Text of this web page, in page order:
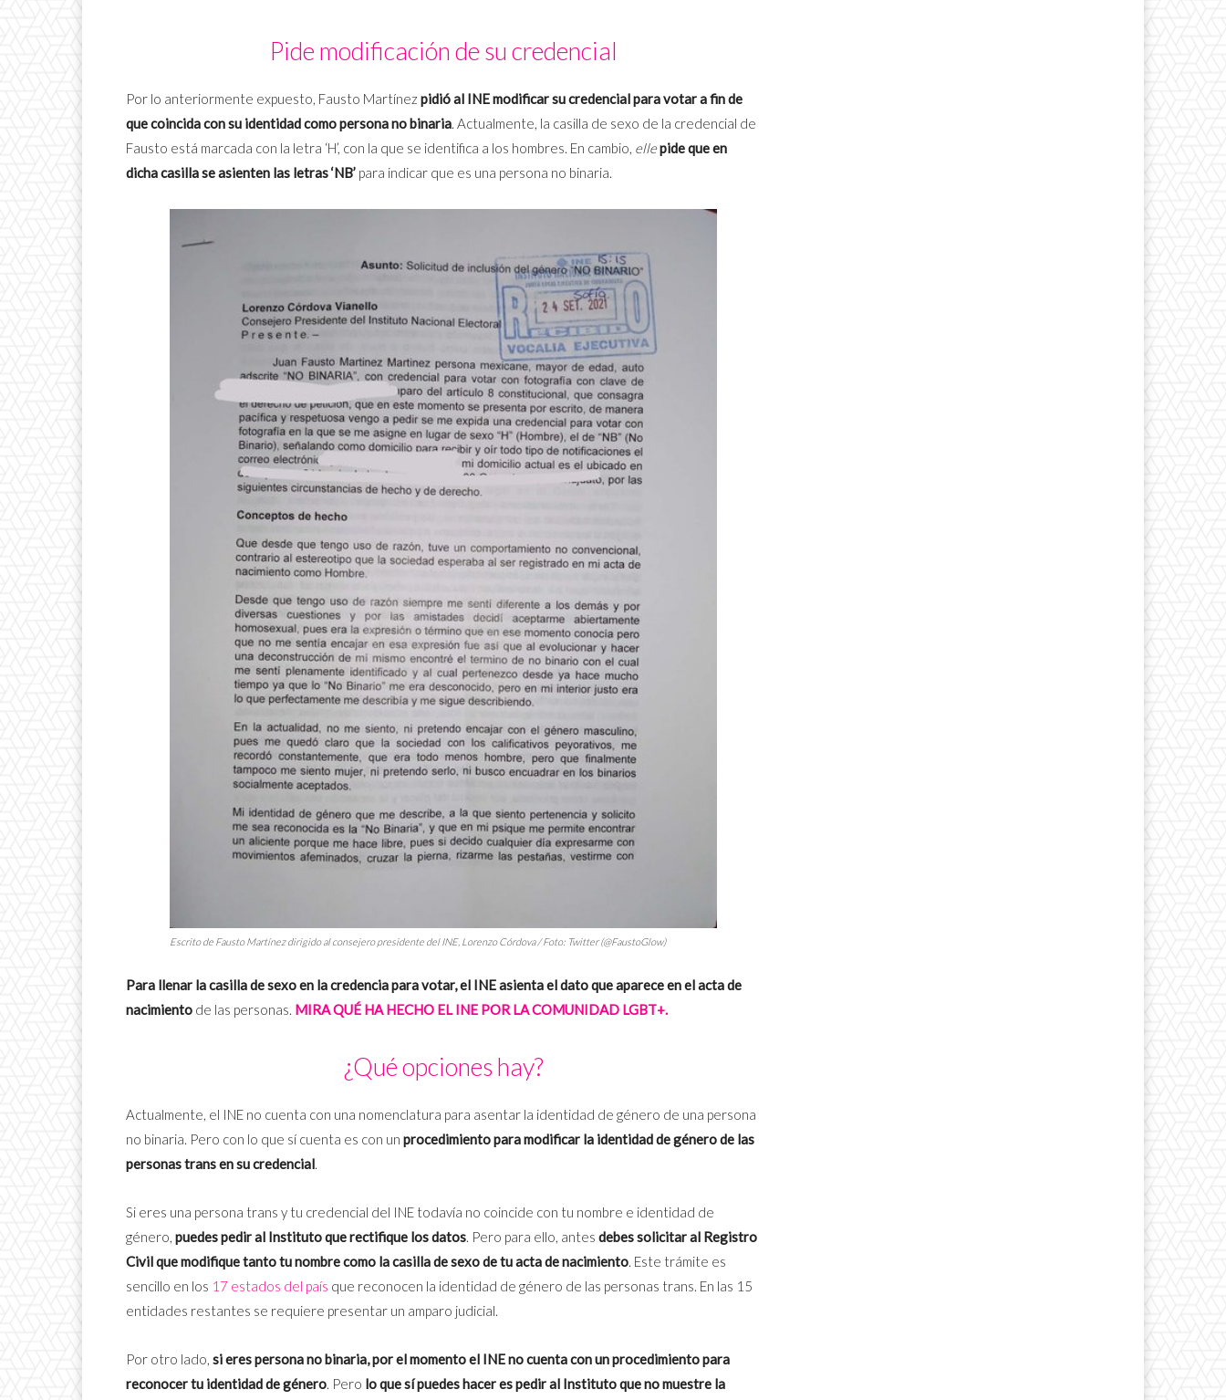
Pide modificación de su credencial
Por lo anteriormente expuesto, Fausto Martínezpidió al INE modificar su credencial para votar a fin de
que coincida con su identidad como persona no binaria. Actualmente, la casilla de sexo de la credencial de
Fausto está marcada con la letra ‘H’, con la que se identifica a los hombres. En cambio, ellepide que en
dicha casilla se asienten las letras ‘NB’ para indicar que es una persona no binaria.
Escrito de Fausto Martínez dirigido al consejero presidente del INE, Lorenzo Córdova / Foto: Twitter (@FaustoGlow)
Para llenar la casilla de sexo en la credencia para votar, el INE asienta el dato que aparece en el acta de
nacimiento de las personas. MIRA QUÉ HA HECHO EL INE POR LA COMUNIDAD LGBT+.
¿Qué opciones hay?
Actualmente, el INE no cuenta con una nomenclatura para asentar la identidad de género de una persona
no binaria. Pero con lo que sí cuenta es con un procedimiento para modificar la identidad de género de las
personas trans en su credencial.
Si eres una persona trans y tu credencial del INE todavía no coincide con tu nombre e identidad de
género, puedes pedir al Instituto que rectifique los datos. Pero para ello, antes debes solicitar al Registro
Civil que modifique tanto tu nombre como la casilla de sexo de tu acta de nacimiento. Este trámite es
sencillo en los 17 estados del país que reconocen la identidad de género de las personas trans. En las 15
entidades restantes se requiere presentar un amparo judicial.
Por otro lado, si eres persona no binaria, por el momento el INE no cuenta con un procedimiento para
reconocer tu identidad de género. Pero lo que sí puedes hacer es pedir al Instituto que no muestre la